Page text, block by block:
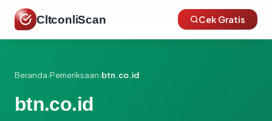
CltconliScan Cek Gratis
Beranda›Pemeriksaan›btn.co.id
btn.co.id